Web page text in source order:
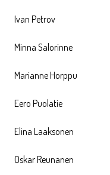
Ivan Petrov
Minna Salorinne
Marianne Horppu
Eero Puolatie
Elina Laaksonen
Oskar Reunanen